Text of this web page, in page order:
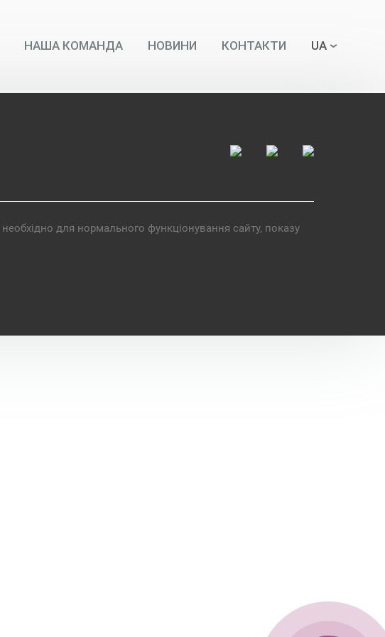
НАША КОМАНДА НОВИНИ КОНТАКТИ UA
для нормального функціонування сайту, показу